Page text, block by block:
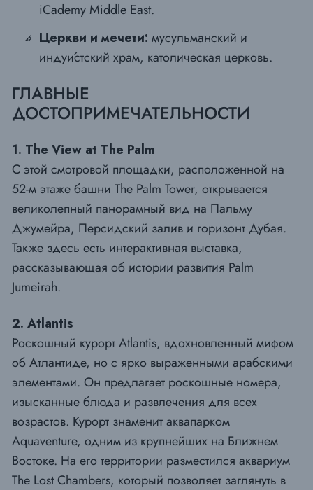
iCademy Middle East.
Церкви и мечети: мусульманский и
индуи́стский храм, католическая церковь.
ГЛАВНЫЕ
ДОСТОПРИМЕЧАТЕЛЬНОСТИ
1. The View at The Palm
С этой смотровой площадки, расположенной на
52-м этаже башни The Palm Tower, открывается
великолепный панорамный вид на Пальму
Джумейра, Персидский залив и горизонт Дубая.
Также здесь есть интерактивная выставка,
рассказывающая об истории развития Palm
Jumeirah.
2. Atlantis
Роскошный курорт Atlantis, вдохновленный мифом
об Атлантиде, но с ярко выраженными арабскими
элементами. Он предлагает роскошные номера,
изысканные блюда и развлечения для всех
возрастов. Курорт знаменит аквапарком
Aquaventure, одним из крупнейших на Ближнем
Востоке. На его территории разместился аквариум
The Lost Chambers, который позволяет заглянуть в